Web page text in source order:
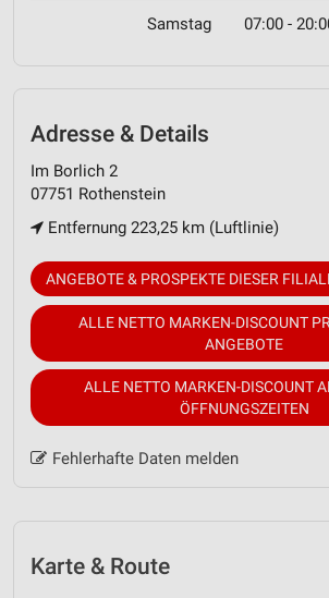
Samstag 07:00 -
Adresse & Details
Im Borlich 2
07751 Rothenstein
Entfernung 223,25 km (Luftlinie)
ANGEBOTE & PROSPEKTE DIESER
ALLE NETTO MARKEN-DISCOUNT
ANGEBOTE
ALLE NETTO MARKEN-DISCOUNT
ÖFFNUNGSZEITEN
Fehlerhafte Daten melden
Karte & Route